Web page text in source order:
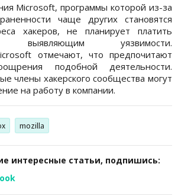
Microsoft, программы которой из-за
чаще других становятся
хакеров, не планирует платить
выявляющим уязвимости.
отмечают, что предпочитают
подобной деятельности.
члены хакерского сообщества могут
на работу в компании.
mozilla
интересные статьи, подпишись: